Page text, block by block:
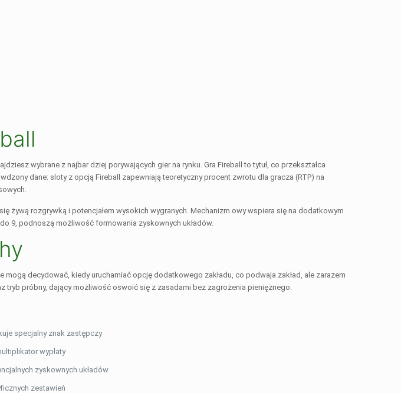
wybrane z najbar dziej porywających gier na rynku. Gra Fireball to tytuł, co przekształca
dane: sloty z opcją Fireball zapewniają teoretyczny procent zwrotu dla gracza (RTP) na
żywą rozgrywką i potencjałem wysokich wygranych. Mechanizm owy wspiera się na dodatkowym
9, podnoszą możliwość formowania zyskownych układów.
decydować, kiedy uruchamiać opcję dodatkowego zakładu, co podwaja zakład, ale zarazem
tryb próbny, dający możliwość oswоić się z zasadami bez zagrożenia pieniężnego.
specjalny znak zastępczy
wypłaty
zyskownych układów
zestawień